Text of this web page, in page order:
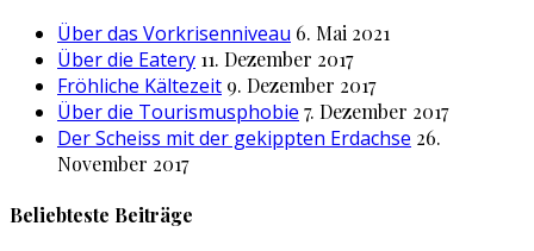
Über das Vorkrisenniveau 6. Mai 2021
Über die Eatery 11. Dezember 2017
Fröhliche Kältezeit 9. Dezember 2017
Über die Tourismusphobie 7. Dezember 2017
Der Scheiss mit der gekippten Erdachse 26.
November 2017
Beliebteste Beiträge